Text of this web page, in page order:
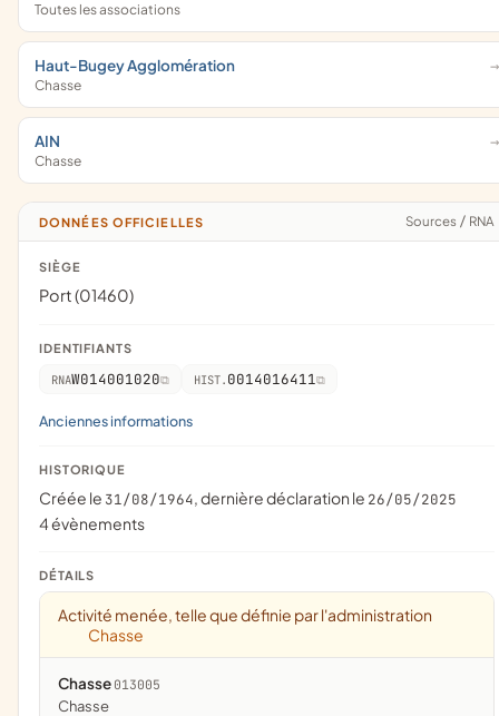
Toutes les associations
Haut-Bugey Agglomération
Chasse
AIN
Chasse
DONNÉES OFFICIELLES Sources / RNA
SIÈGE
Port (01460)
IDENTIFIANTS
RNAW014001020 HIST. 0014016411
Anciennes informations
HISTORIQUE
Créée le 31/08/1964, dernière déclaration le 26/05/2025
4 évènements
DÉTAILS
Activité menée, telle que définie par l'administration
Chasse
Chasse 013005
chasse